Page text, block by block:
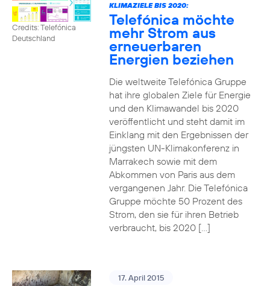
Credits: Telefónica
Deutschland
KLIMAZIELE BIS 2020:
Telefónica möchte
mehr Strom aus
erneuerbaren
Energien beziehen
Die weltweite Telefónica Gruppe
hat ihre globalen Ziele für Energie
und den Klimawandel bis 2020
veröffentlicht und steht damit im
Einklang mit den Ergebnissen der
jüngsten UN-Klimakonferenz in
Marrakech sowie mit dem
Abkommen von Paris aus dem
vergangenen Jahr. Die Telefónica
Gruppe möchte 50 Prozent des
Strom, den sie für ihren Betrieb
verbraucht, bis 2020 […]
17. April 2015